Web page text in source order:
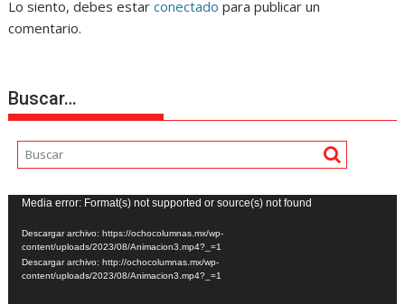
Lo siento, debes estarconectado para publicar un
comentario.
Buscar…
Reproductor
de
vídeo
Media error: Format(s) not supported or source(s) not found
Descargar archivo: https://ochocolumnas.mx/wp-
content/uploads/2023/08/Animacion3.mp4?_=1
Descargar archivo: http://ochocolumnas.mx/wp-
content/uploads/2023/08/Animacion3.mp4?_=1